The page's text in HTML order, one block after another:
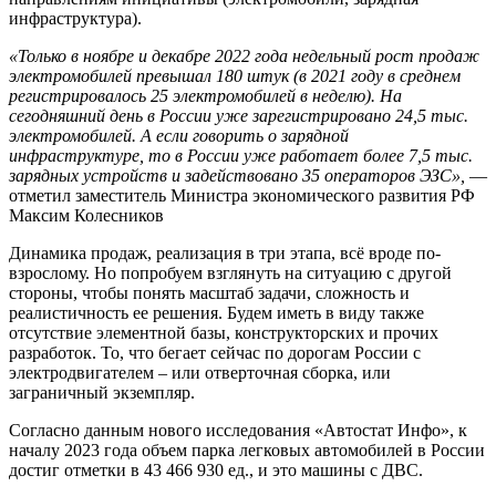
инфраструктура).
«Только в ноябре и декабре 2022 года недельный рост продаж
электромобилей превышал 180 штук (в 2021 году в среднем
регистрировалось 25 электромобилей в неделю). На
сегодняшний день в России уже зарегистрировано 24,5 тыс.
электромобилей. А если говорить о зарядной
инфраструктуре, то в России уже работает более 7,5 тыс.
зарядных устройств и задействовано 35 операторов ЭЗС», —
отметил заместитель Министра экономического развития РФ
Максим Колесников
Динамика продаж, реализация в три этапа, всё вроде по-
взрослому. Но попробуем взглянуть на ситуацию с другой
стороны, чтобы понять масштаб задачи, сложность и
реалистичность ее решения. Будем иметь в виду также
отсутствие элементной базы, конструкторских и прочих
разработок. То, что бегает сейчас по дорогам России с
электродвигателем – или отверточная сборка, или
заграничный экземпляр.
Согласно данным нового исследования «Автостат Инфо», к
началу 2023 года объем парка легковых автомобилей в России
достиг отметки в 43 466 930 ед., и это машины с ДВС.